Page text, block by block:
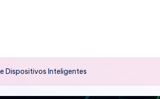
Dispositivos Inteligentes